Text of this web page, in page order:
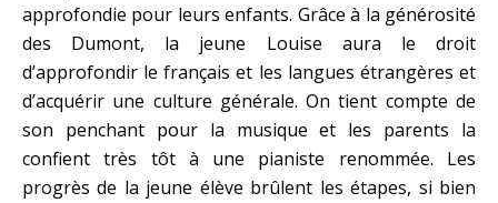
approfondie pour leurs enfants. Grâce à la générosité
des Dumont, la jeune Louise aura le droit
d’approfondir le français et les langues étrangères et
d’acquérir une culture générale. On tient compte de
son penchant pour la musique et les parents la
confient très tôt à une pianiste renommée. Les
progrès de la jeune élève brûlent les étapes, si bien